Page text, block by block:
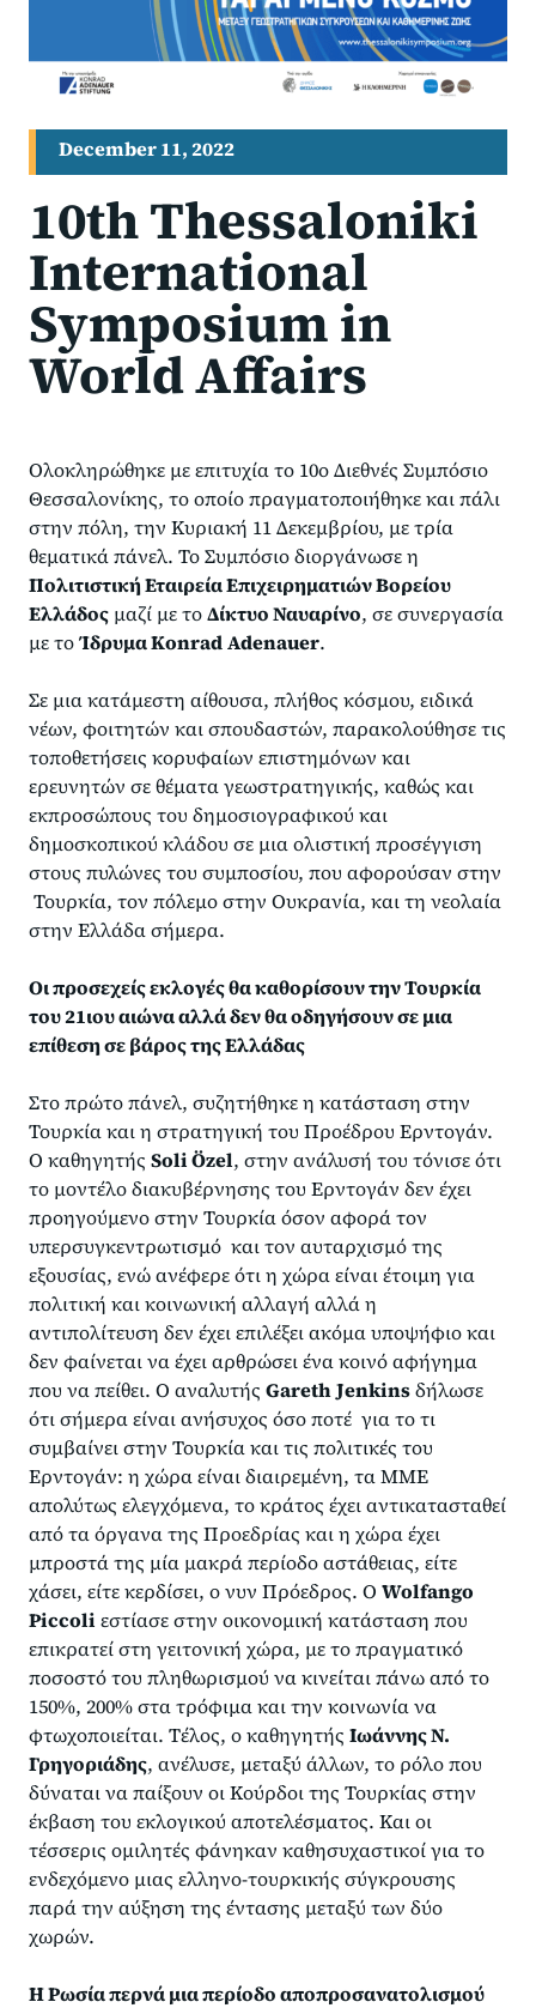
December 11, 2022
10th Thessaloniki
International
Symposium in
World Affairs
Ολοκληρώθηκε με επιτυχία το 10ο Διεθνές Συμπόσιο
Θεσσαλονίκης, το οποίο πραγματοποιήθηκε και πάλι
στην πόλη, την Κυριακή 11 Δεκεμβρίου, με τρία
θεματικά πάνελ. Το Συμπόσιο διοργάνωσε η
Πολιτιστική Εταιρεία Επιχειρηματιών Βορείου
Ελλάδος μαζί με τοΔίκτυο Ναυαρίνο, σε συνεργασία
με τοΊδρυμα KonradAdenauer.
Σε μια κατάμεστη αίθουσα, πλήθος κόσμου, ειδικά
νέων, φοιτητών και σπουδαστών, παρακολούθησε τις
τοποθετήσεις κορυφαίων επιστημόνων και
ερευνητών σε θέματα γεωστρατηγικής, καθώς και
εκπροσώπους του δημοσιογραφικού και
δημοσκοπικού κλάδου σε μια ολιστική προσέγγιση
στους πυλώνες του συμποσίου, που αφορούσαν στην
Τουρκία, τον πόλεμο στην Ουκρανία, και τη νεολαία
στην Ελλάδα σήμερα.
Οι προσεχείς εκλογές θα καθορίσουν την Τουρκία
του 21ιου αιώνα αλλά δεν θα οδηγήσουν σε μια
επίθεση σε βάρος της Ελλάδας
Στο πρώτο πάνελ, συζητήθηκε η κατάσταση στην
Τουρκία και η στρατηγική του Προέδρου Ερντογάν.
Ο καθηγητής Soli Özel, στην ανάλυσή του τόνισε ότι
το μοντέλο διακυβέρνησης του Ερντογάν δεν έχει
προηγούμενο στην Τουρκία όσον αφορά τον
υπερσυγκεντρωτισμό και τον αυταρχισμό της
εξουσίας, ενώ ανέφερε ότι η χώρα είναι έτοιμη για
πολιτική και κοινωνική αλλαγή αλλά η
αντιπολίτευση δεν έχει επιλέξει ακόμα υποψήφιο και
δεν φαίνεται να έχει αρθρώσει ένα κοινό αφήγημα
που να πείθει. Ο αναλυτής GarethJenkinsδήλωσε
ότι σήμερα είναι ανήσυχος όσο ποτέ για το τι
συμβαίνει στην Τουρκία και τις πολιτικές του
Ερντογάν: η χώρα είναι διαιρεμένη, τα ΜΜΕ
απολύτως ελεγχόμενα, το κράτος έχει αντικατασταθεί
από τα όργανα της Προεδρίας και η χώρα έχει
μπροστά της μία μακρά περίοδο αστάθειας, είτε
χάσει, είτε κερδίσει, ο νυν Πρόεδρος. Ο Wolfango
Piccoli εστίασε στην οικονομική κατάσταση που
επικρατεί στη γειτονική χώρα, με το πραγματικό
ποσοστό του πληθωρισμού να κινείται πάνω από το
150%, 200% στα τρόφιμα και την κοινωνία να
φτωχοποιείται. Τέλος, ο καθηγητής Ιωάννης Ν.
Γρηγοριάδης, ανέλυσε, μεταξύ άλλων, το ρόλο που
δύναται να παίξουν οι Κούρδοι της Τουρκίας στην
έκβαση του εκλογικού αποτελέσματος. Και οι
τέσσερις ομιλητές φάνηκαν καθησυχαστικοί για το
ενδεχόμενο μιας ελληνο-τουρκικής σύγκρουσης
παρά την αύξηση της έντασης μεταξύ των δύο
χωρών.
Η Ρωσία περνά μια περίοδο αποπροσανατολισμού